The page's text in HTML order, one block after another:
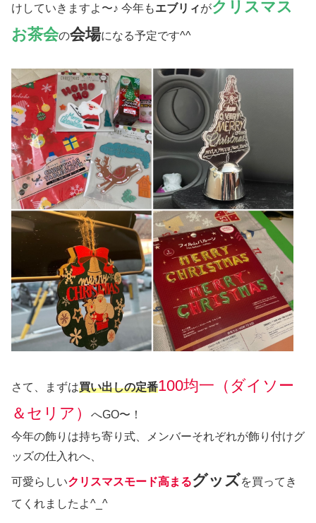
けしていきますよ〜♪ 今年もエブリィがクリスマス
お茶会の会場になる予定です^^
さて、まずは買い出しの定番100均一（ダイソー
＆セリア）
へGO〜！
今年の飾りは持ち寄り式、メンバーそれぞれが飾り付けグ
ッズの仕入れへ、
可愛らしいクリスマスモード高まるグッズを買ってき
てくれましたよ^_^